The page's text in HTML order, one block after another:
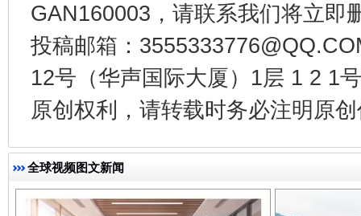
GAN160003，请联系我们将立即
投稿邮箱：
12号（华声国际大厦）1层 1 2 1
原创权利，请转载时务必注明原
全球视频图文新闻
千年窑火 生生不息 一